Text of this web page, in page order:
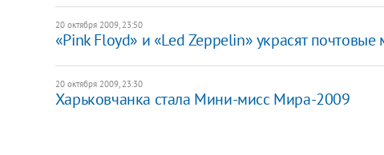
20 октября 2009, 23:50
«Pink Floyd» и «Led Zeppelin» украсят почтовые
20 октября 2009, 23:30
Харьковчанка стала Мини-мисс Мира-2009